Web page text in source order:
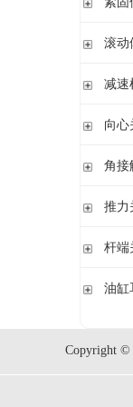
立式轴
立式
立式轴
立式
带法兰
紧定
锁
止
止
滚动
钢球
减速
无外
外球
双列
单列
向心
向
角接
角接
推力
推力
杆端
杆
油缸
Copyright